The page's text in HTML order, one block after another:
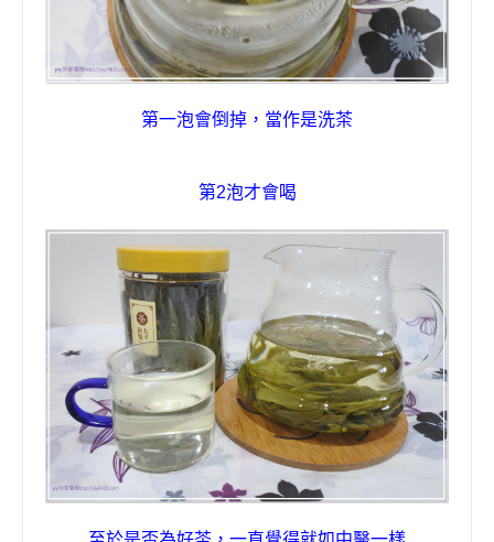
第一泡會倒掉 ， 當作是洗茶
第2泡才會喝